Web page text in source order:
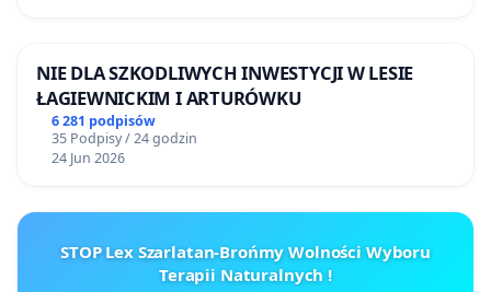
NIE DLA SZKODLIWYCH INWESTYCJI W LESIE
ŁAGIEWNICKIM I ARTURÓWKU
6 281 podpisów
35 Podpisy / 24 godzin
24 Jun 2026
STOP Lex Szarlatan-Brońmy Wolności Wyboru
Terapii Naturalnych !